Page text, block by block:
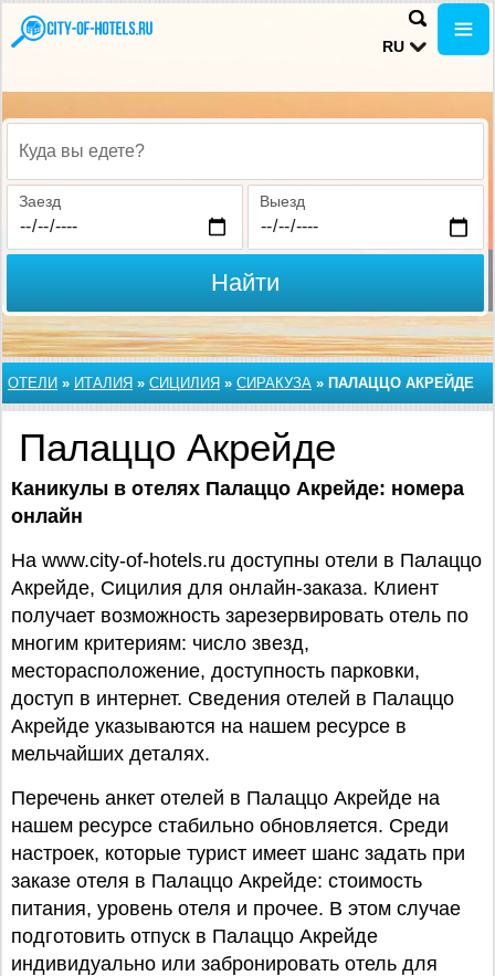
RU
Куда вы едете?
Заезд Выезд
Найти
ОТЕЛИ » ИТАЛИЯ » СИЦИЛИЯ » СИРАКУЗА » ПАЛАЦЦО АКРЕЙДЕ
Палаццо Акрейде
Каникулы в отелях Палаццо Акрейде: номера
онлайн
На www.city-of-hotels.ru доступны отели в Палаццо
Акрейде, Сицилия для онлайн-заказа. Клиент
получает возможность зарезервировать отель по
многим критериям: число звезд,
месторасположение, доступность парковки,
доступ в интернет. Сведения отелей в Палаццо
Акрейде указываются на нашем ресурсе в
мельчайших деталях.
Перечень анкет отелей в Палаццо Акрейде на
нашем ресурсе стабильно обновляется. Среди
настроек, которые турист имеет шанс задать при
заказе отеля в Палаццо Акрейде: стоимость
питания, уровень отеля и прочее. В этом случае
подготовить отпуск в Палаццо Акрейде
индивидуально или забронировать отель для